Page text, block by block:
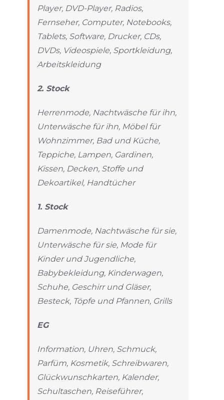
Player, DVD-Player, Radios,
Fernseher, Computer, Notebooks,
Tablets, Software, Drucker, CDs,
DVDs, Videospiele, Sportkleidung,
Arbeitskleidung
2. Stock
Herrenmode, Nachtwäsche für ihn,
Unterwäsche für ihn, Möbel für
Wohnzimmer, Bad und Küche,
Teppiche, Lampen, Gardinen,
Kissen, Decken, Stoffe und
Dekoartikel, Handtücher
1. Stock
Damenmode, Nachtwäsche für sie,
Unterwäsche für sie, Mode für
Kinder und Jugendliche,
Babybekleidung, Kinderwagen,
Schuhe, Geschirr und Gläser,
Besteck, Töpfe und Pfannen, Grills
EG
Information, Uhren, Schmuck,
Parfüm, Kosmetik, Schreibwaren,
Glückwunschkarten, Kalender,
Schultaschen, Reiseführer,